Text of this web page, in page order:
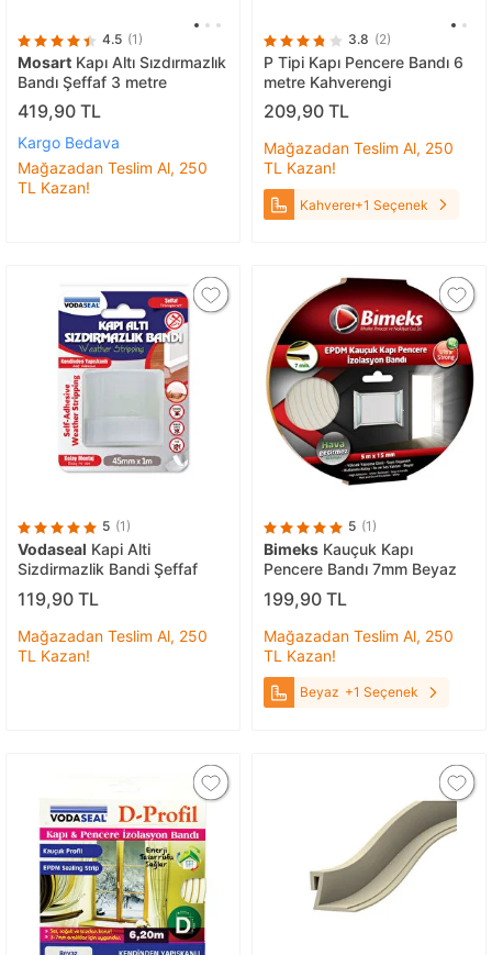
4.5 (1)
Mosart Kapı Altı Sızdırmazlık
Bandı Şeffaf 3 metre
419,90 TL
Kargo Bedava
Mağazadan Teslim Al, 250
TL Kazan!
3.8 (2)
P Tipi Kapı Pencere Bandı 6
metre Kahverengi
209,90 TL
Mağazadan Teslim Al, 250
TL Kazan!
Kahverengi+1 Seçenek
5 (1)
Vodaseal Kapi Alti
Sizdirmazlik Bandi Şeffaf
119,90 TL
Mağazadan Teslim Al, 250
TL Kazan!
5 (1)
Bimeks Kauçuk Kapı
Pencere Bandı 7mm Beyaz
199,90 TL
Mağazadan Teslim Al, 250
TL Kazan!
Beyaz +1 Seçenek